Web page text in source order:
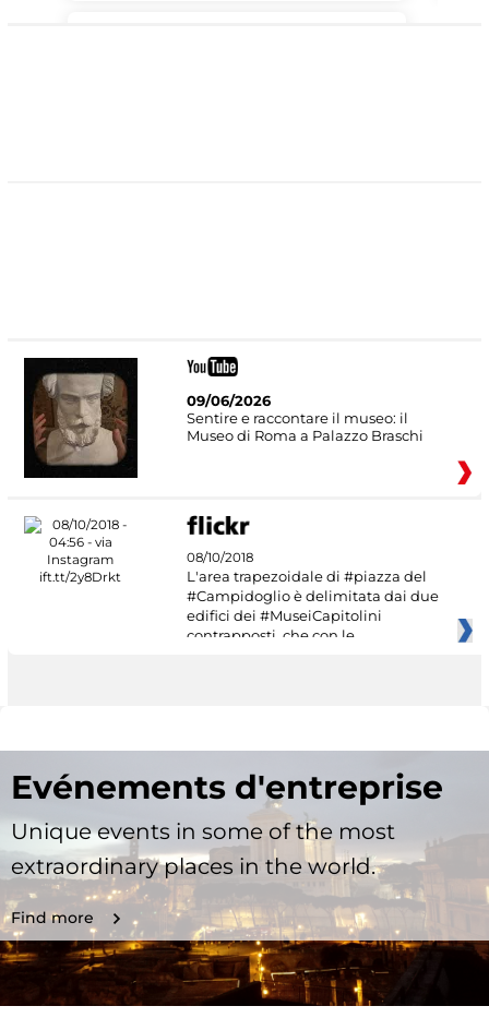
09/06/2026
Sentire e raccontare il museo: il
Museo di Roma a Palazzo Braschi
08/10/2018
L'area trapezoidale di #piazza del
#Campidoglio è delimitata dai due
edifici dei #MuseiCapitolini
contrapposti, che con le
Evénements d'entreprise
Unique events in some of the most
extraordinary places in the world.
Find more